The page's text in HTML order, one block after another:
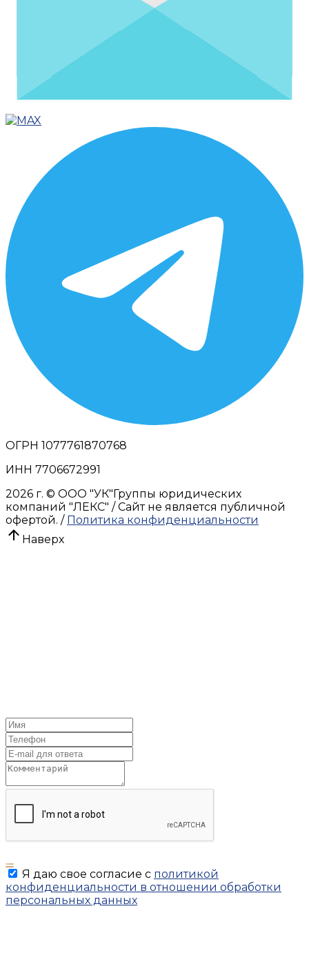
ОГРН 1077761870768
ИНН 7706672991
2026 г. © OOO "УК"Группы юридических
компаний "ЛЕКС" / Сайт не является публичной
офертой. / Политика конфиденциальности
Наверх
Я даю свое согласие с политикой
конфиденциальности в отношении обработки
персональных данных